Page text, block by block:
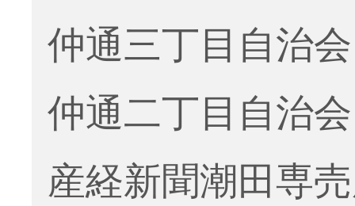
仲通三丁目自治会
仲通二丁目自治会
産経新聞潮田専